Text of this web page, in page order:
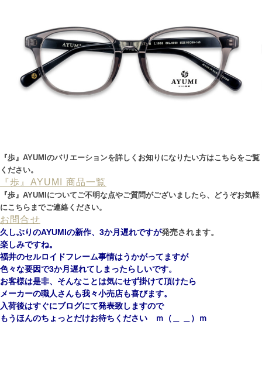
『歩』AYUMIのバリエーションを詳しくお知りになりたい方はこちらをご覧
ください。
『歩』AYUMI 商品一覧
『歩』AYUMIについてご不明な点やご質問がございましたら、どうぞお気軽
にこちらまでご連絡ください。
お問合せ
久しぶりのAYUMIの新作、3か月遅れですが発売されます。
楽しみですね。
福井のセルロイドフレーム事情はうかがってますが
色々な要因で3か月遅れてしまったらしいです。
お客様は是非、そんなことは気にせず掛けて頂けたら
メーカーの職人さんも我々小売店も喜びます。
入荷後はすぐにブログにて発表致しますので
もうほんのちょっとだけお待ちください ｍ（＿ ＿）ｍ